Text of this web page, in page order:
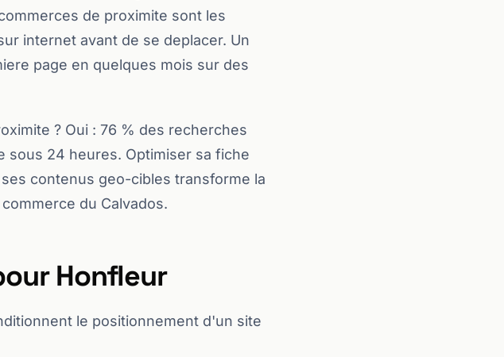
de proximite sont les
internet avant de se deplacer. Un
page en quelques mois sur des
? Oui : 76 % des recherches
sous 24 heures. Optimiser sa fiche
contenus geo-cibles transforme la
du Calvados.
Honfleur
le positionnement d'un site